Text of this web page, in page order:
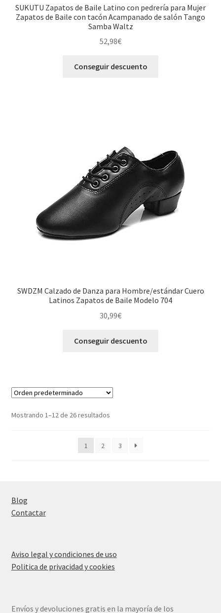
SUKUTU Zapatos de Baile Latino con pedrería para Mujer
Zapatos de Baile con tacón Acampanado de salón Tango
Samba Waltz
52,98€
Conseguir descuento
SWDZM Calzado de Danza para Hombre/estándar Cuero
Latinos Zapatos de Baile Modelo 704
30,99€
Conseguir descuento
Mostrando 1–12 de 26 resultados
1 2 3
Blog
Contactar
Aviso legal y condiciones de uso
Politica de privacidad y cookies
Envíos y devoluciones gratis en la mayoría de los